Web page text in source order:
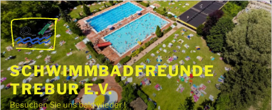
Zum
Inhalt
springen
SCHWIMMBADFREUNDE
TREBUR E.V.
Besuchen Sie uns bald wieder !